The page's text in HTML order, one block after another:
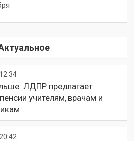
ЛДПР предлагает
учителям, врачам и